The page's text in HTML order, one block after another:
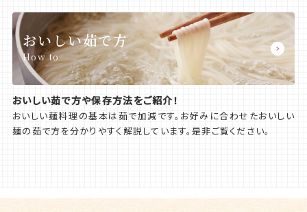
おいしい茹で方
How to
おいしい茹で方や保存方法をご紹介！
おいしい麺料理の基本は茹で加減です。お好みに合わせたおいしい
麺の茹で方を分かりやすく解説しています。是非ご覧ください。